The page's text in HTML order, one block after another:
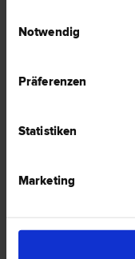
Notwendig
Präferenzen
Statistiken
Marketing
Dr. Sylvia
Franchising |
6800 Feldkirch
Schadenersatz- und
Kapitalmarkt­recht |